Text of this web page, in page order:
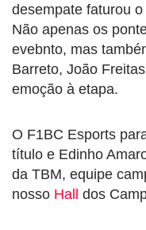
desempate faturou
Não apenas os
evebnto, mas
Barreto, João
emoção à etapa.
O F1BC Esports
título e Edinho
da TBM, equipe
nosso Hall dos